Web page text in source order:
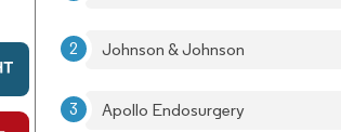
Johnson & Johnson
Apollo Endosurgery